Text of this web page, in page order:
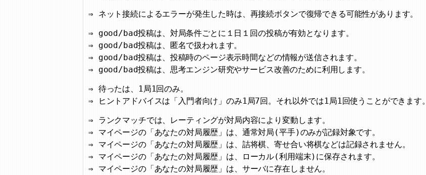
ネット接続によるエラーが発生した時は、再接続ボタンで復帰できる可能性があります。
good/bad投稿は、対局条件ごとに１日１回の投稿が有効となります。
good/bad投稿は、匿名で扱われます。
good/bad投稿は、投稿時のページ表示時間などの情報が送信されます。
good/bad投稿は、思考エンジン研究やサービス改善のために利用します。
待ったは、1局1回のみ。
ヒントアドバイスは「入門者向け」のみ1局7回。それ以外では1局1回使うことができます。
ランクマッチでは、レーティングが対局内容により変動します。
マイページの「あなたの対局履歴」は、通常対局(平手)のみが記録対象です。
マイページの「あなたの対局履歴」は、詰将棋、寄せ合い将棋などは記録されません。
マイページの「あなたの対局履歴」は、ローカル(利用端末)に保存されます。
マイページの「あなたの対局履歴」は、サーバに存在しません。